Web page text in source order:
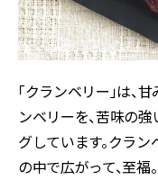
「クランベリー」は
ンベリーを、苦味の
グしています。クラ
の中で広がって、至福